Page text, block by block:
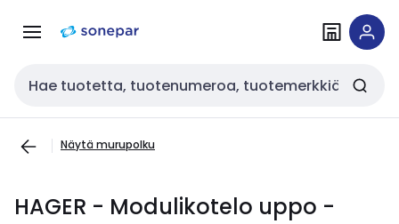
navigointiinsisältöön
Haku
Näytä murupolku
HAGER - Modulikotelo uppo -